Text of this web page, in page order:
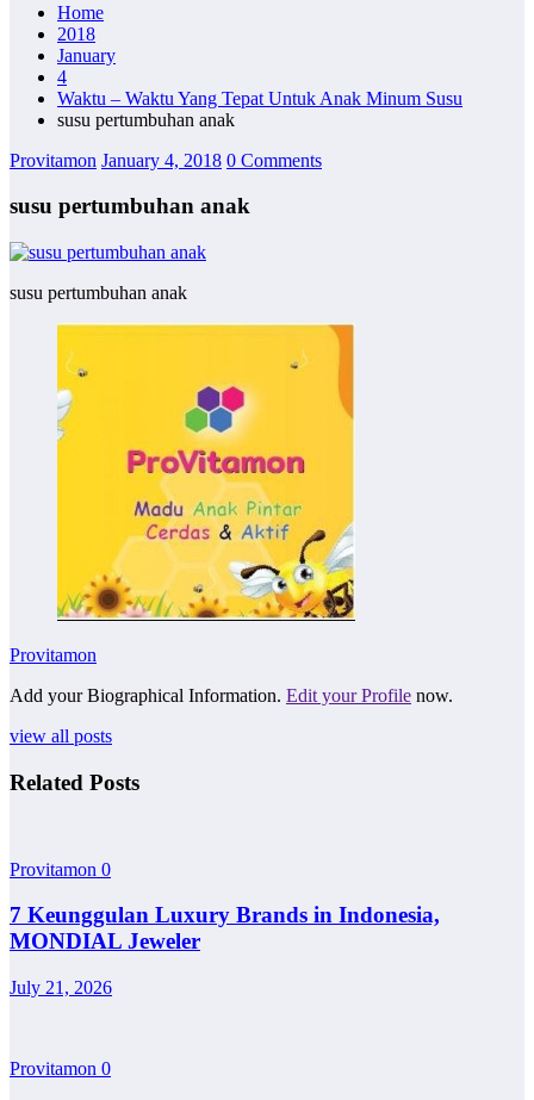
Home
2018
January
4
Waktu – Waktu Yang Tepat Untuk Anak Minum Susu
susu pertumbuhan anak
Provitamon January 4, 2018 0 Comments
susu pertumbuhan anak
susu pertumbuhan anak
Provitamon
Add your Biographical Information. Edit your Profile now.
view all posts
Related Posts
Provitamon 0
7 Keunggulan Luxury Brands in Indonesia,
MONDIAL Jeweler
July 21, 2026
Provitamon 0